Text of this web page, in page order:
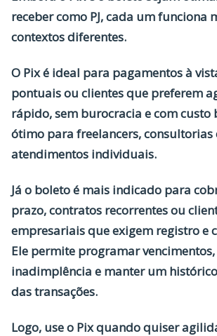
receber como PJ, cada um funciona
contextos diferentes.
O Pixé ideal para pagamentos à
pontuais ou clientes que preferem
rápido, sem burocracia e com custo
ótimo para freelancers, consultorias
atendimentos individuais.
Já o boletoé mais indicado para
prazo, contratos recorrentes ou
empresariais que exigem registro e
Ele permite programar
inadimplência e manter um
das transações.
Logo, use o Pix quando quiser